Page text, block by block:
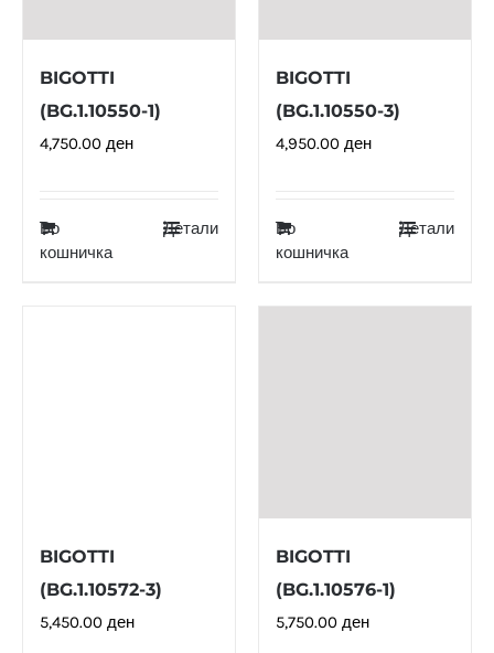
BIGOTTI
(BG.1.10550-1)
4,750.00 ден
Во
кошничка
Детали
BIGOTTI
(BG.1.10550-3)
4,950.00 ден
Во
кошничка
Детали
BIGOTTI
(BG.1.10572-3)
5,450.00 ден
BIGOTTI
(BG.1.10576-1)
5,750.00 ден